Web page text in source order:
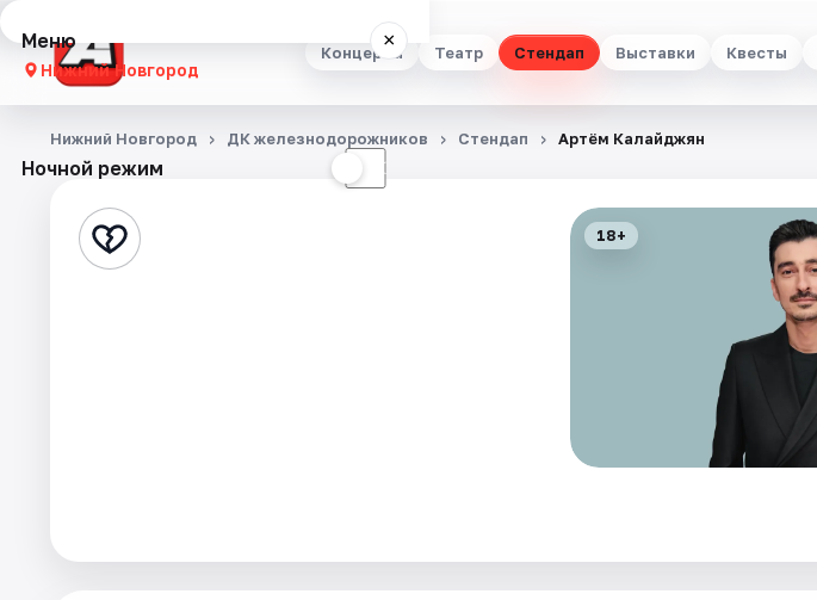
Концерты Театр Стендап Выставки Квесты
Меню ×
Нижний Новгород
Концерты
Стендап
Ночной режим ☾
Нижний Новгород ДК железнодорожников Стендап Артём Калайджян
18+